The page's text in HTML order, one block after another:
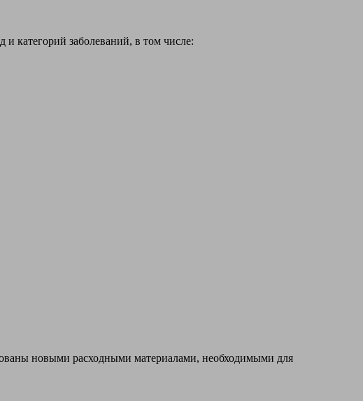
категорий заболеваний, в том числе:
новыми расходными материалами, необходимыми для